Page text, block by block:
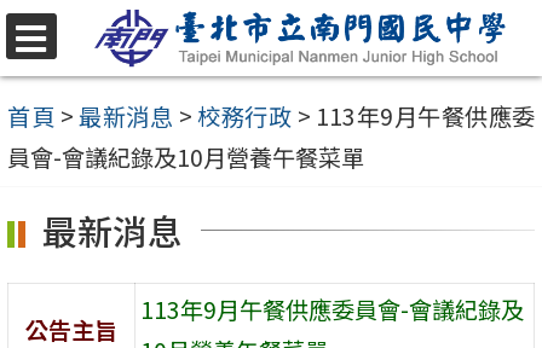
跳
至
主
要
容
選
單
首頁 >最新消息 >校務行政 > 113年9月午餐供應委
員會-會議紀錄及10月營養午餐菜單
最新消息
公告主旨
113年9月午餐供應委員會-會議紀錄及